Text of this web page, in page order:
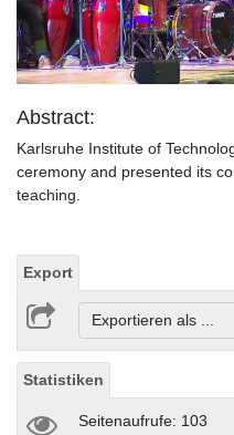
Abstract:
Karlsruhe Institute of
ceremony and presented its
teaching.
Export
Exportieren als ...
Statistiken
Seitenaufrufe: 103